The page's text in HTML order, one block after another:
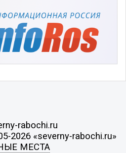
rabochi.ru
2026 «severny-rabochi.ru»
МЕСТА